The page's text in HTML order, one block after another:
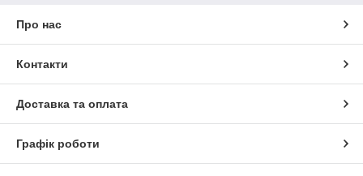
Про нас
Контакти
Доставка та оплата
Графік роботи